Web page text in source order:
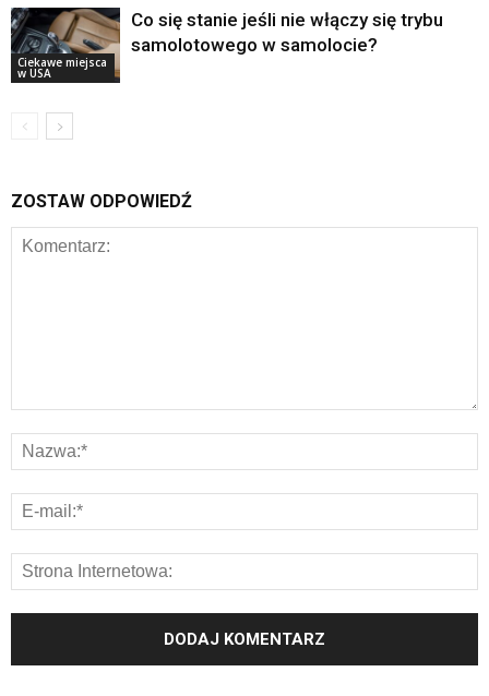
Ciekawe miejsca
w USA
Co się stanie jeśli nie włączy się trybu
samolotowego w samolocie?
ZOSTAW ODPOWIEDŹ